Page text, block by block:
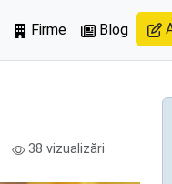
Firme
Blog
38 vizualizări